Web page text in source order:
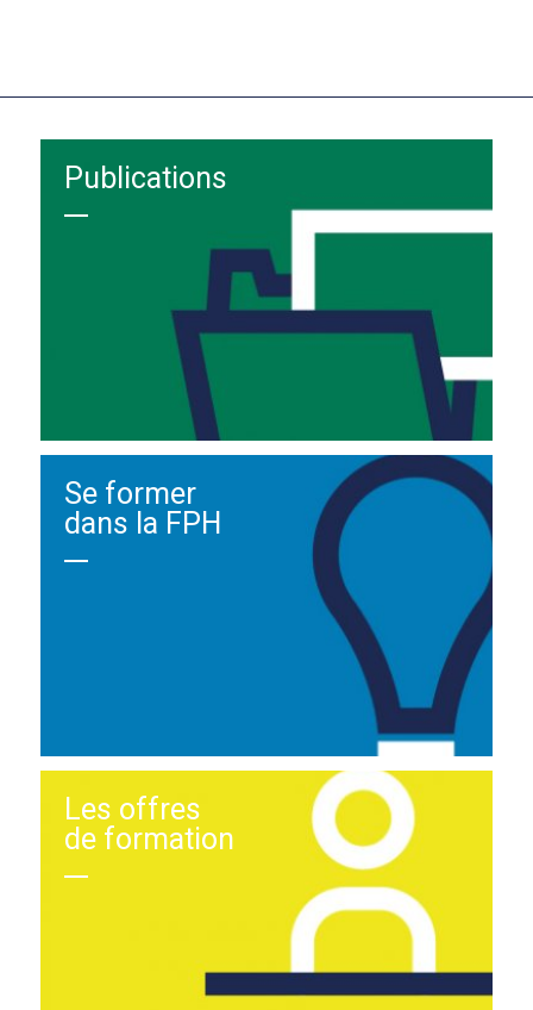
Publications
Se former
dans la FPH
Les offres
de formation